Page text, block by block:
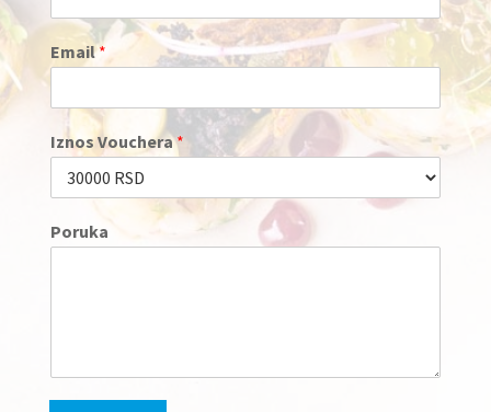
Email*
Iznos Vouchera*
Poruka